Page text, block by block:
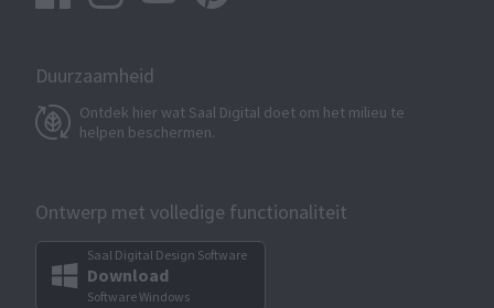
Duurzaamheid
Ontdek hier wat Saal Digital doet om het milieu te
helpen beschermen.
Ontwerp met volledige functionaliteit
Saal Digital Design Software
Download
Software Windows